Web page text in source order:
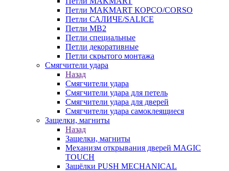
Петли MAKMART КОРСО/CORSO
Петли САЛИЧЕ/SALICE
Петли MB2
Петли специальные
Петли декоративные
Петли скрытого монтажа
Смягчители удара
Назад
Смягчители удара
Смягчители удара для петель
Смягчители удара для дверей
Cмягчители удара самоклеящиеся
Защелки, магниты
Назад
Защелки, магниты
Механизм открывания дверей MAGIC
TOUCH
Защёлки PUSH MECHANICAL